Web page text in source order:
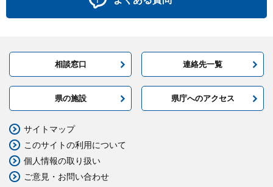
相談窓口 連絡先一覧
県の施設 県庁へのアクセス
サイトマップ
このサイトの利用について
個人情報の取り扱い
ご意見・お問い合わせ